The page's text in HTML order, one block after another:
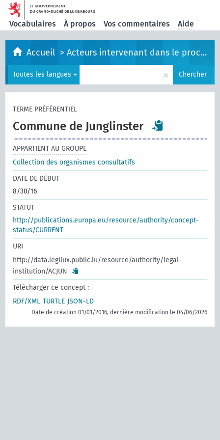
Vocabulaires À propos Vos commentaires Aide
Accueil >Acteurs intervenant dans le processus législatif
Toutes les langues × Chercher
TERME PRÉFÉRENTIEL
Commune de Junglinster
APPARTIENT AU GROUPE
Collection des organismes consultatifs
DATE DE DÉBUT
8/30/16
STATUT
http://publications.europa.eu/resource/authority/concept-
status/CURRENT
URI
http://data.legilux.public.lu/resource/authority/legal-
institution/ACJUN
Télécharger ce concept :
RDF/XML TURTLE JSON-LD
Date de création 01/01/2016, dernière modification le 04/06/2026